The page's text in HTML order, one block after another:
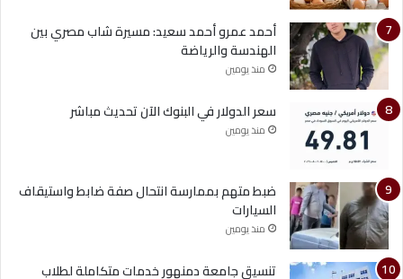
أحمد عمرو أحمد سعيد: مسيرة شاب مصري بين
الهندسة والرياضة
منذ يومين
سعر الدولار في البنوك الآن تحديث مباشر
منذ يومين
ضبط متهم بممارسة انتحال صفة ضابط واستيقاف
السيارات
منذ يومين
تنسيق جامعة دمنهور خدمات متكاملة لطلاب